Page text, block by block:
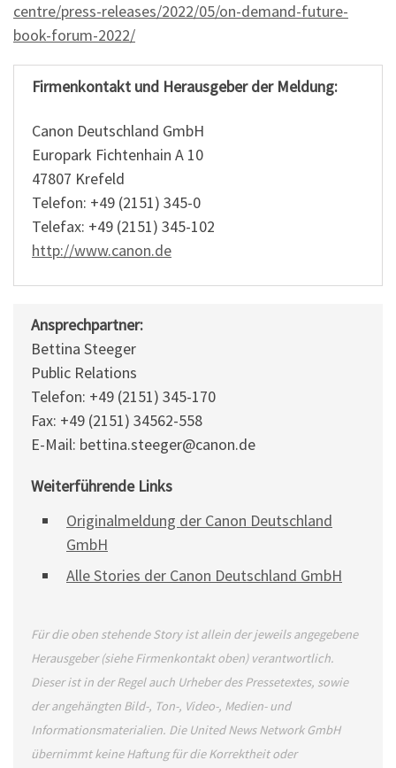
centre/press-releases/2022/05/on-demand-future-
book-forum-2022/
Firmenkontakt und Herausgeber der Meldung:
Canon Deutschland GmbH
Europark Fichtenhain A 10
47807 Krefeld
Telefon: +49 (2151) 345-0
Telefax: +49 (2151) 345-102
http://www.canon.de
Ansprechpartner:
Bettina Steeger
Public Relations
Telefon: +49 (2151) 345-170
Fax: +49 (2151) 34562-558
E-Mail: bettina.steeger@canon.de
Weiterführende Links
Originalmeldung der Canon Deutschland
GmbH
Alle Stories der Canon Deutschland GmbH
Für die oben stehende Story ist allein der jeweils angegebene
Herausgeber (siehe Firmenkontakt oben) verantwortlich.
Dieser ist in der Regel auch Urheber des Pressetextes, sowie
der angehängten Bild-, Ton-, Video-, Medien- und
Informationsmaterialien. Die United News Network GmbH
übernimmt keine Haftung für die Korrektheit oder